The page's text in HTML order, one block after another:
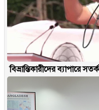
বিভ্রান্তিকারীদের ব্যাপারে